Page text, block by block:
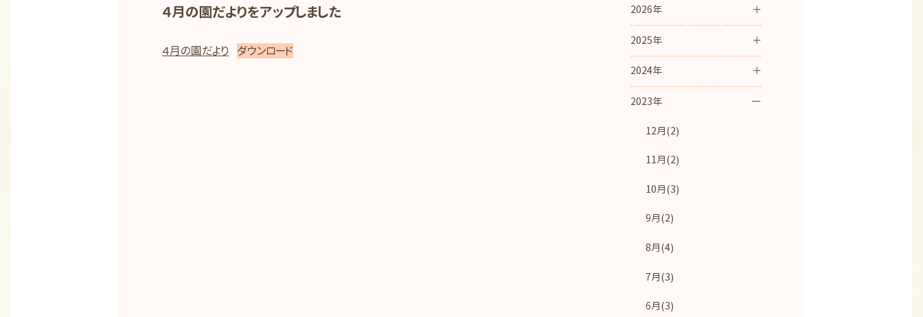
４月の園だよりをアップしました
４月の園だより ダウンロード
2026年
2025年
2024年
2023年
12月(2)
11月(2)
10月(3)
9月(2)
8月(4)
7月(3)
6月(3)